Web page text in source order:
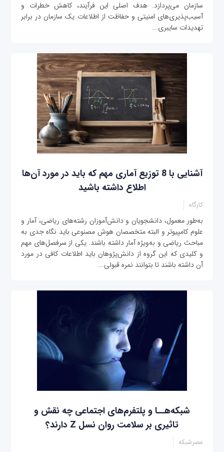
سازمان می‌پردازد. هدف اصلی این فرآیند، کاهش خطرات و
آسیب‌پذیری‌های امنیتی و حفاظت از اطلاعات یک سازمان در برابر
تهدیدات سایبری...
آشنایی با 8 توزیع آماری مهم که باید در مورد آن‌ها
اطلاع داشته باشید
کارگاه
به‌طور معمول، دانشجویان و دانش‌آموزان رشته‌های ریاضی، آمار و
علوم کامپیوتر و البته متخصصان هوش مصنوعی باید نگاه جدی به
مباحث ریاضی و به‌ویژه آمار داشته باشند. یکی از سرفصل‌های مهم
و کلیدی که این گروه از دانش‌پژوهان باید اطلاعات کافی در مورد
آن داشته باشند تا بتوانند نمره قبولی...
شبکه‌هــا و پلتفرم‌های اجتماعی چه نقش و
تاثیری بر سلامت روان نسل Z دارند؟
عصرشبکه